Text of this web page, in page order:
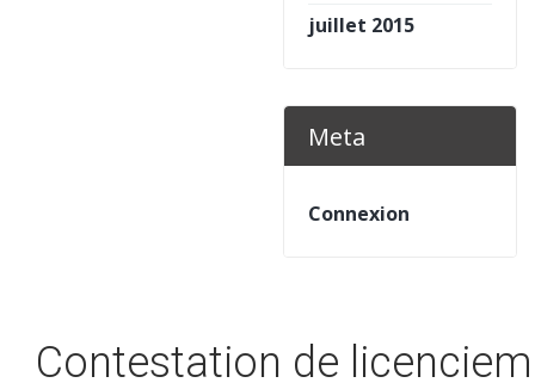
juillet 2015
Meta
Connexion
Contestation de